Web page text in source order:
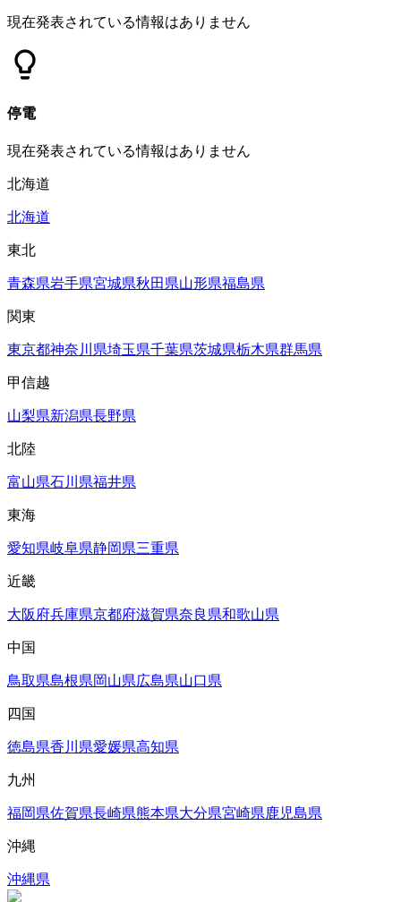
現在発表されている情報はありません
停電
現在発表されている情報はありません
北海道
北海道
東北
青森県岩手県宮城県秋田県山形県福島県
関東
東京都神奈川県埼玉県千葉県茨城県栃木県群馬県
甲信越
山梨県新潟県長野県
北陸
富山県石川県福井県
東海
愛知県岐阜県静岡県三重県
近畿
大阪府兵庫県京都府滋賀県奈良県和歌山県
中国
鳥取県島根県岡山県広島県山口県
四国
徳島県香川県愛媛県高知県
九州
福岡県佐賀県長崎県熊本県大分県宮崎県鹿児島県
沖縄
沖縄県